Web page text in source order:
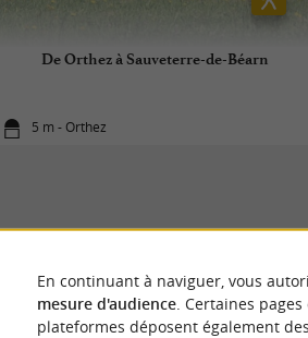
De Orthez à Sauveterre-de-Béarn
5 m - Orthez
À DÉCOUVRIR
En continuant à naviguer, vous
mesure d'audience. Certaines
plateformes déposent également des